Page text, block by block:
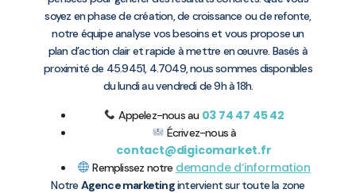
soyez en phase de création, de croissance ou de refonte,
notre équipe analyse vos besoins et vous propose un
plan d’action clair et rapide à mettre en œuvre. Basés à
proximité de 45.9451, 4.7049, nous sommes disponibles
du lundi au vendredi de 9h à 18h.
Appelez-nous au 03 74 47 45 42
Écrivez-nous à
contact@digicomarket.fr
Remplissez notre demande d’information
Notre Agence marketingintervient sur toute la zone